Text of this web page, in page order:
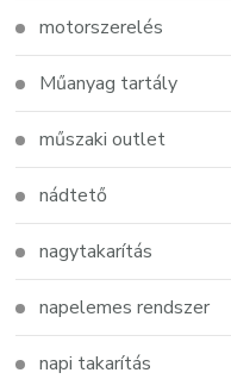
motorszerelés
Műanyag tartály
műszaki outlet
nádtető
nagytakarítás
napelemes rendszer
napi takarítás